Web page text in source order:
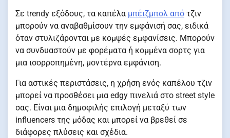
Σε trendy εξόδους, τα καπέλα μπέιζμπολ από τζιν
μπορούν να αναβαθμίσουν την εμφάνισή σας, ειδικά
όταν στυλιζάρονται με κομψές εμφανίσεις. Μπορούν
να συνδυαστούν με φορέματα ή κομμένα σορτς για
μια ισορροπημένη, μοντέρνα εμφάνιση.
Για αστικές περιστάσεις, η χρήση ενός καπέλου τζιν
μπορεί να προσθέσει μια edgy πινελιά στο street style
σας. Είναι μια δημοφιλής επιλογή μεταξύ των
influencers της μόδας και μπορεί να βρεθεί σε
διάφορες πλύσεις και σχέδια.